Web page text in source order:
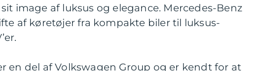
image af luksus og elegance. Mercedes-Benz
af køretøjer fra kompakte biler til luksus-
en del af Volkswagen Group og er kendt for at